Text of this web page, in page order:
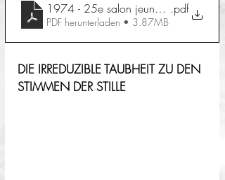
1974 - 25e salon jeune peintre
.pdf
PDF herunterladen • 3.87MB
DIE IRREDUZIBLE TAUBHEIT ZU DEN
STIMMEN DER STILLE